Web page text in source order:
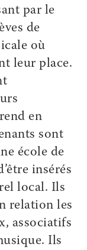
par le
de
où
leur place.
en
sont
école de
insérés
local. Ils
relation les
associatifs
Ils